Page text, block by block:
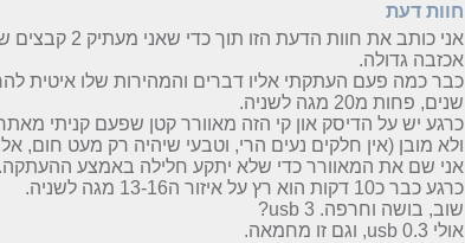
חוות דעת
אני כותב את חוות הדעת הזו תוך כדי שאני מעתיק 2 קבצים ששוקלים יחס כ32 גיגה.
אכזבה גדולה.
שנים, פחות מ20 מגה לשניה.
כרגע יש על הדיסק און קי הזה מאוורר קטן שפעם קניתי
ולא מובן (אין חלקים נעים הרי, וטבעי שיהיה רק מעט חום,
אני שם את המאוורר כדי שלא יתקע חלילה באמצע ההעתקה.
כרגע כבר כ10 דקות הוא רץ על איזור ה13-16 מגה לשניה.
שוב, בושה וחרפה. usb 3?
אולי usb 0.3, וגם זו מחמאה.